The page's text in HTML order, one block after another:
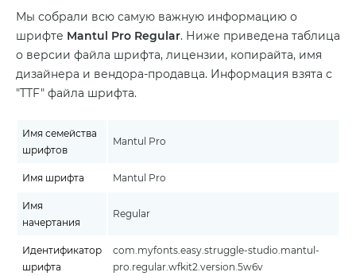
Мы собрали всю самую важную информацию о
шрифте Mantul Pro Regular. Ниже приведена таблица
о версии файла шрифта, лицензии, копирайта, имя
дизайнера и вендора-продавца. Информация взята с
"TTF" файла шрифта.
Имя семейства
шрифтов
Mantul Pro
Имя шрифта Mantul Pro
Имя
начертания
Regular
Идентификатор
шрифта
com.myfonts.easy.struggle-studio.mantul-
pro.regular.wfkit2.version.5w6v